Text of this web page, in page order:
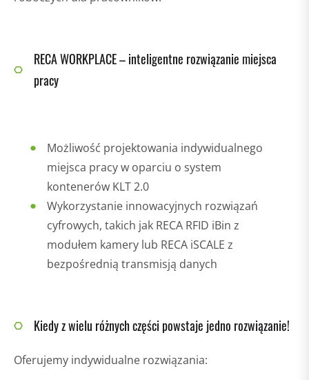
RECA WORKPLACE – inteligentne rozwiązanie miejsca
pracy
Możliwość projektowania indywidualnego
miejsca pracy w oparciu o system
kontenerów KLT 2.0
Wykorzystanie innowacyjnych rozwiązań
cyfrowych, takich jak RECA RFID iBin z
modułem kamery lub RECA iSCALE z
bezpośrednią transmisją danych
Kiedy z wielu różnych części powstaje jedno rozwiązanie!
Oferujemy indywidualne rozwiązania: